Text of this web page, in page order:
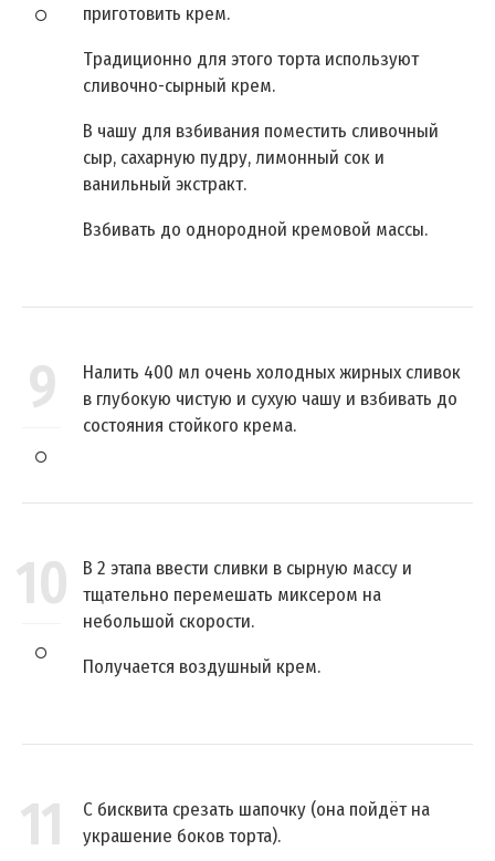
приготовить крем.
Традиционно для этого торта используют
сливочно-сырный крем.
В чашу для взбивания поместить сливочный
сыр, сахарную пудру, лимонный сок и
ванильный экстракт.
Взбивать до однородной кремовой массы.
9
Налить 400 мл очень холодных жирных сливок
в глубокую чистую и сухую чашу и взбивать до
состояния стойкого крема.
10
В 2 этапа ввести сливки в сырную массу и
тщательно перемешать миксером на
небольшой скорости.
Получается воздушный крем.
11
С бисквита срезать шапочку (она пойдёт на
украшение боков торта).